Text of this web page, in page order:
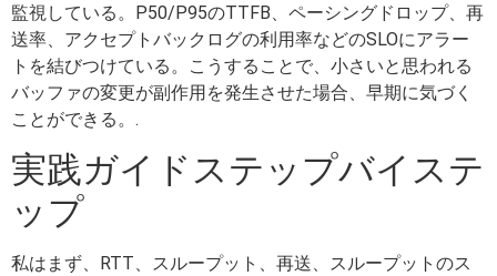
監視している。P50/P95のTTFB、ペーシングドロップ、再
送率、アクセプトバックログの利用率などのSLOにアラー
トを結びつけている。こうすることで、小さいと思われる
バッファの変更が副作用を発生させた場合、早期に気づく
ことができる。.
実践ガイドステップバイステ
ップ
私はまず、RTT、スループット、再送、スループットのス